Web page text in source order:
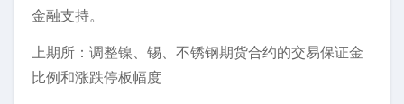
金融支持。
上期所：调整镍、锡、不锈钢期货合约的交易保证金
比例和涨跌停板幅度